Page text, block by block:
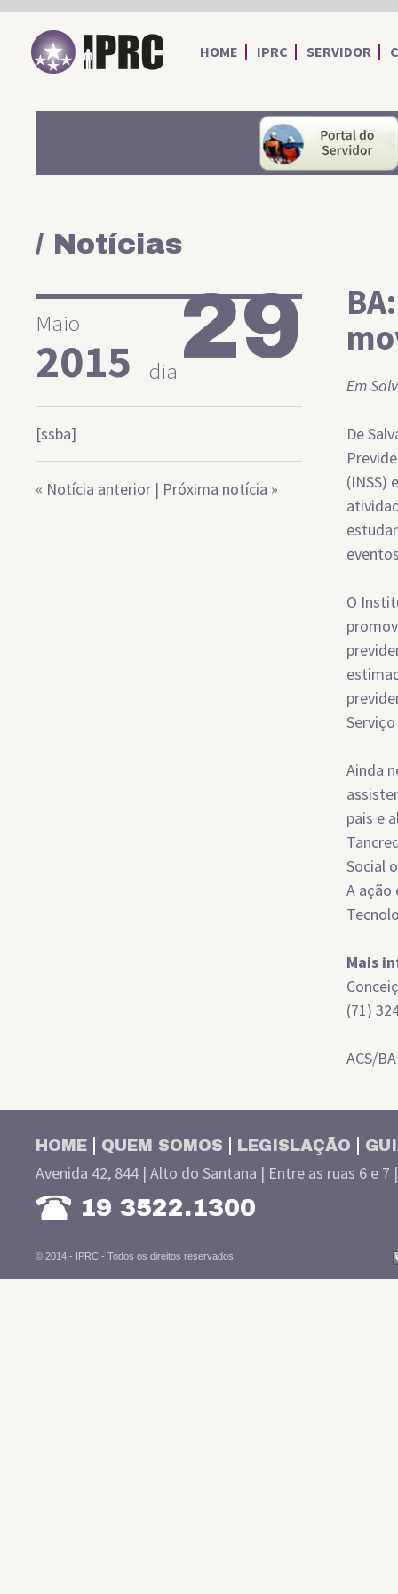
IPRC
HOME IPRC SERVIDOR
/ Notícias
Maio
2015 dia29
[ssba]
« Notícia anterior | Próxima notícia »
Em
De
(INSS)
O
Ainda
pais e
Social
A ação
Mais
(71)
ACS/BA
HOME QUEM SOMOS LEGISLAÇÃO
Avenida 42, 844 | Alto do Santana | Entre as ruas 6 e 7
19 3522.1300
© 2014 - IPRC - Todos os direitos reservados